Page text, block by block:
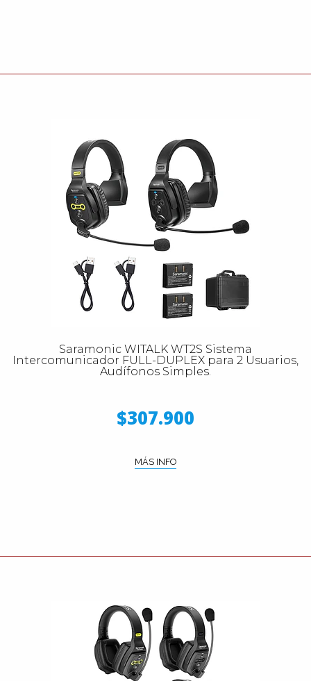
Saramonic WITALK WT2S Sistema
Intercomunicador FULL-DUPLEX para 2 Usuarios,
Audífonos Simples.
$307.900
MÁS INFO